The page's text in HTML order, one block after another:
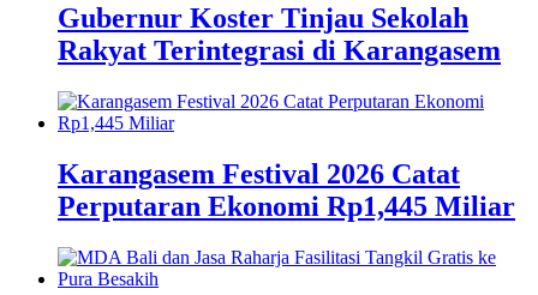
Gubernur Koster Tinjau Sekolah
Rakyat Terintegrasi di Karangasem
Karangasem Festival 2026 Catat
Perputaran Ekonomi Rp1,445 Miliar